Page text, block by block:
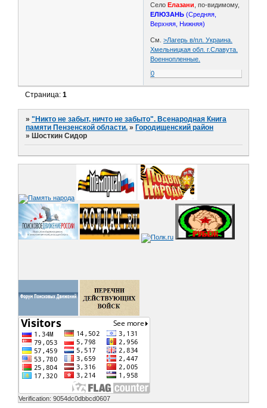
СелоЕлазани , по-видимому,
ЕЛЮЗАНЬ(Средняя,
Верхняя, Нижняя)
См.>Лагерь в/пл. Украина.
Хмельницкая обл. г.Славута.
Военнопленные.
0
Страница:1
»"Никто не забыт, ничто не забыто". Всенародная Книга
памяти Пензенской области. » Городищенский район
» Шосткин Сидор
Verification: 9054dc0dbbcd0607